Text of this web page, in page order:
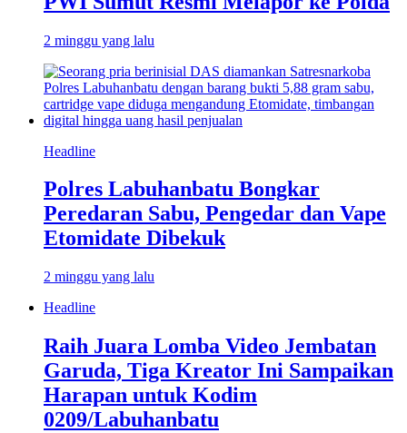
2 minggu yang lalu
Headline
Polres Labuhanbatu Bongkar
Peredaran Sabu, Pengedar dan Vape
Etomidate Dibekuk
2 minggu yang lalu
Headline
Raih Juara Lomba Video Jembatan
Garuda, Tiga Kreator Ini Sampaikan
Harapan untuk Kodim
0209/Labuhanbatu